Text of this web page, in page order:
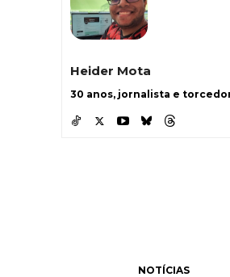
Heider Mota
30 anos, jornalista e
NOTÍCIAS